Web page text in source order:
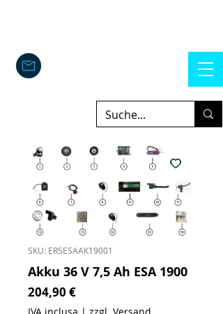
SKU: ERSESAAK19001
Akku 36 V 7,5 Ah ESA 1900
204,90 €Prezzo